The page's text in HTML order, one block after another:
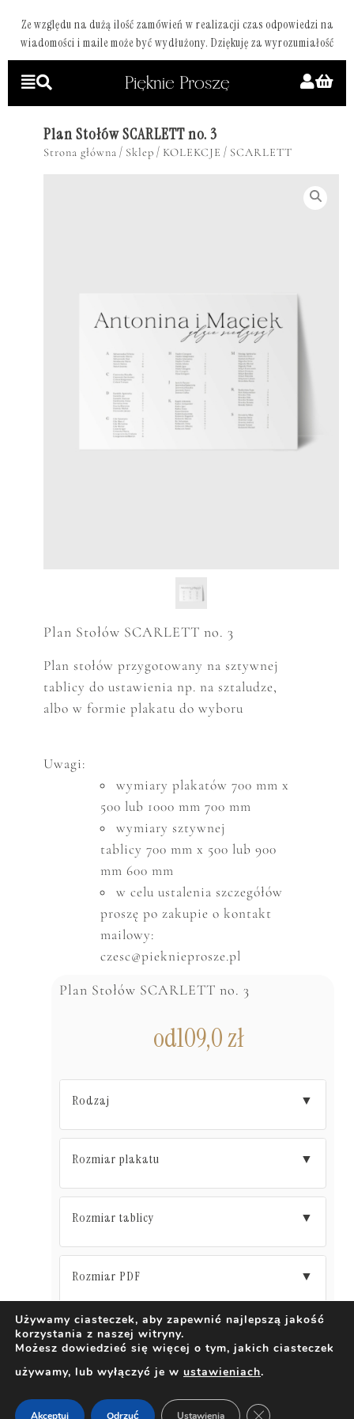
Ze względu na dużą ilość zamówień w realizacji czas odpowiedzi na
wiadomości i maile może być wydłużony. Dziękuję za wyrozumiałość
Plan Stołów SCARLETT no. 3
Strona główna / Sklep / KOLEKCJE / SCARLETT
Plan Stołów SCARLETT no. 3
Plan stołów przygotowany na sztywnej
tablicy do ustawienia np. na sztaludze,
albo w formie plakatu do wyboru
Uwagi:
wymiary plakatów 700 mm x
500 lub 1000 mm 700 mm
wymiary sztywnej
tablicy 700 mm x 500 lub 900
mm 600 mm
w celu ustalenia szczegółów
proszę po zakupie o kontakt
mailowy:
czesc@pieknieprosze.pl
Plan Stołów SCARLETT no. 3
od109,0zł
Rodzaj ▼
Rozmiar plakatu ▼
Rozmiar tablicy ▼
Rozmiar PDF ▼
DODAJ DO KOSZYKA
Używamy ciasteczek, aby zapewnić najlepszą jakość
korzystania z naszej witryny.
Możesz dowiedzieć się więcej o tym, jakich ciasteczek
używamy, lub wyłączyć je w ustawieniach.
Akceptuj Odrzuć Ustawienia ZAMKNIJ PANEL